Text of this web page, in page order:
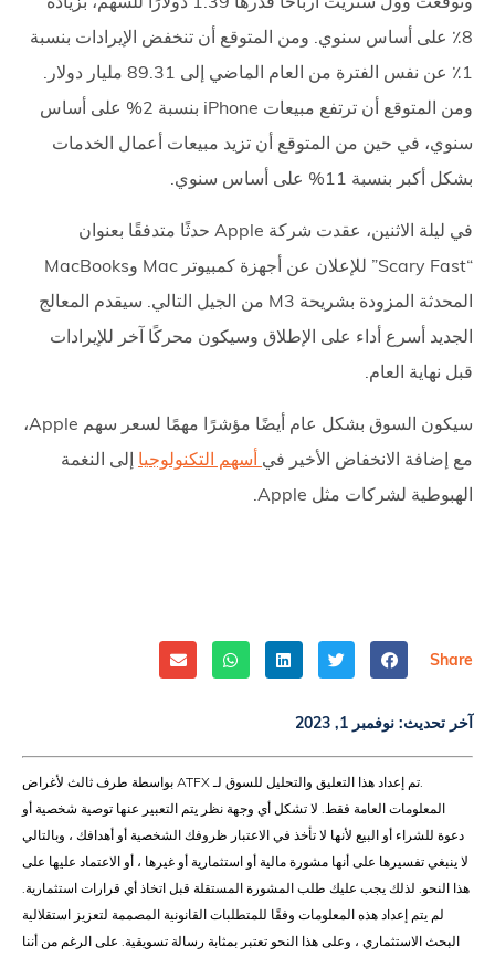
8٪ على أساس سنوي. ومن المتوقع أن تنخفض الإيرادات بنسبة
1٪ عن نفس الفترة من العام الماضي إلى 89.31 مليار دولار.
ومن المتوقع أن ترتفع مبيعات iPhone بنسبة 2% على أساس
سنوي، في حين من المتوقع أن تزيد مبيعات أعمال الخدمات
بشكل أكبر بنسبة 11% على أساس سنوي.
في ليلة الاثنين، عقدت شركة Apple حدثًا متدفقًا بعنوان
“Scary Fast” للإعلان عن أجهزة كمبيوتر Mac وMacBooks
المحدثة المزودة بشريحة M3 من الجيل التالي. سيقدم المعالج
الجديد أسرع أداء على الإطلاق وسيكون محركًا آخر للإيرادات
قبل نهاية العام.
سيكون السوق بشكل عام أيضًا مؤشرًا مهمًا لسعر سهم Apple،
مع إضافة الانخفاض الأخير في أسهم التكنولوجيا إلى النغمة
الهبوطية لشركات مثل Apple.
Share
آخر تحديث: نوفمبر 1, 2023
.تم إعداد هذا التعليق والتحليل للسوق لـ ATFX بواسطة طرف ثالث لأغراض
المعلومات العامة فقط. لا تشكل أي وجهة نظر يتم التعبير عنها توصية شخصية أو
دعوة للشراء أو البيع لأنها لا تأخذ في الاعتبار ظروفك الشخصية أو أهدافك ، وبالتالي
لا ينبغي تفسيرها على أنها مشورة مالية أو استثمارية أو غيرها ، أو الاعتماد عليها على
هذا النحو. لذلك يجب عليك طلب المشورة المستقلة قبل اتخاذ أي قرارات استثمارية.
لم يتم إعداد هذه المعلومات وفقًا للمتطلبات القانونية المصممة لتعزيز استقلالية
البحث الاستثماري ، وعلى هذا النحو تعتبر بمثابة رسالة تسويقية. على الرغم من أننا